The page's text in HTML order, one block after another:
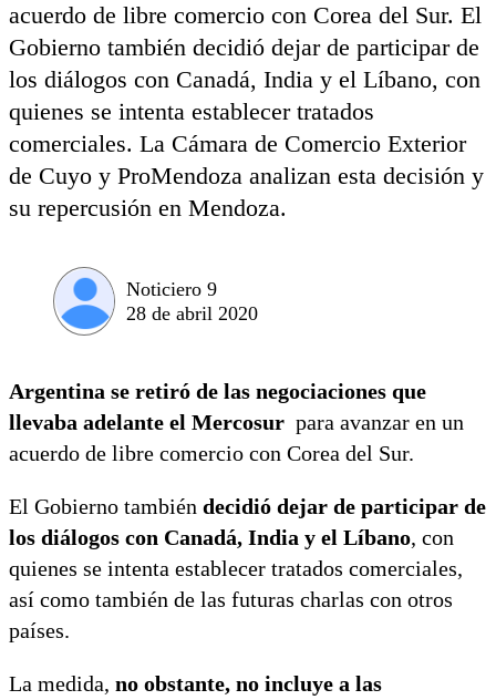
acuerdo de libre comercio con Corea del Sur. El
Gobierno también decidió dejar de participar de
los diálogos con Canadá, India y el Líbano, con
quienes se intenta establecer tratados
comerciales. La Cámara de Comercio Exterior
de Cuyo y ProMendoza analizan esta decisión y
su repercusión en Mendoza.
Noticiero 9
28 de abril 2020
Argentina se retiró de las negociaciones que
llevaba adelante el Mercosur para avanzar en un
acuerdo de libre comercio con Corea del Sur.
El Gobierno también decidió dejar de participar de
los diálogos con Canadá, India y el Líbano, con
quienes se intenta establecer tratados comerciales,
así como también de las futuras charlas con otros
países.
La medida, no obstante, no incluye a las